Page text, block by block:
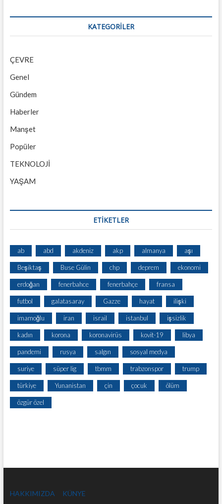
KATEGORILER
ÇEVRE
Genel
Gündem
Haberler
Manşet
Popüler
TEKNOLOJİ
YAŞAM
ETİKETLER
ab abd akdeniz akp almanya aşı
Beşiktaş Buse Gülin chp deprem ekonomi
erdoğan fenerbahce fenerbahçe fransa
futbol galatasaray Gazze hayat ilişki
imamoğlu iran israil istanbul işsizlik
kadın korona koronavirüs kovit-19 libya
pandemi rusya salgın sosyal medya
suriye süper lig tbmm trabzonspor trump
türkiye Yunanistan çin çocuk ölüm
özgür özel
HAKKIMIZDA KÜNYE